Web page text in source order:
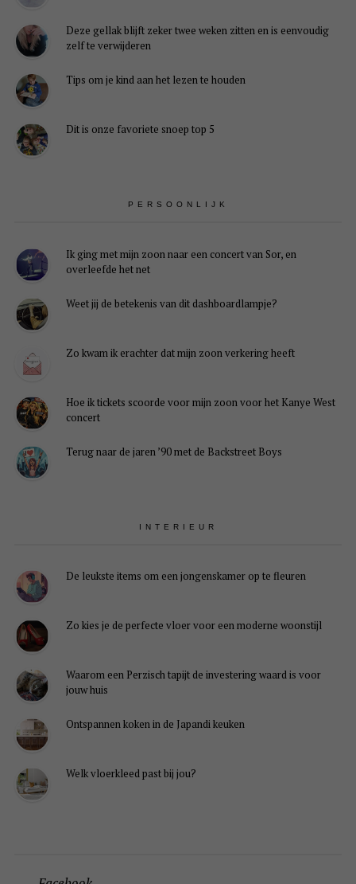
Deze gellak blijft zeker twee weken zitten en is eenvoudig
zelf te verwijderen
Tips om je kind aan het lezen te houden
Dit is onze favoriete snoep top 5
PERSOONLIJK
Ik ging met mijn zoon naar een concert van Sor, en
overleefde het net
Weet jij de betekenis van dit dashboardlampje?
Zo kwam ik erachter dat mijn zoon verkering heeft
Hoe ik tickets scoorde voor mijn zoon voor het Kanye West
concert
Terug naar de jaren ’90 met de Backstreet Boys
INTERIEUR
De leukste items om een jongenskamer op te fleuren
Zo kies je de perfecte vloer voor een moderne woonstijl
Waarom een Perzisch tapijt de investering waard is voor
jouw huis
Ontspannen koken in de Japandi keuken
Welk vloerkleed past bij jou?